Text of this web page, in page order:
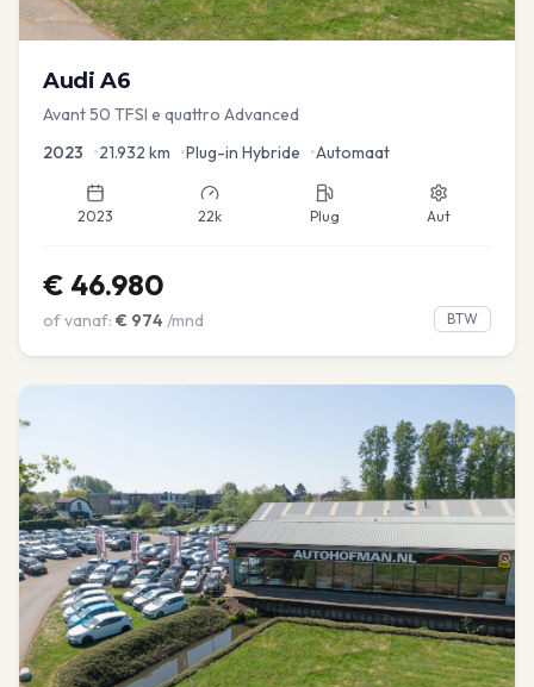
Audi A6
Avant 50 TFSI e quattro Advanced
2023 •21.932 km •Plug-in Hybride •Automaat
2023 22k Plug Aut
€ 46.980
of vanaf: € 974 /mnd BTW